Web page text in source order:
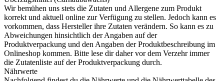
Wir bemühen uns stets die Zutaten und Allergene zum Produkt
korrekt und aktuell online zur Verfügung zu stellen. Jedoch kann es
vorkommen, dass Hersteller ihre Zutaten verändern. So kann es zu
Abweichungen hinsichtlich der Angaben auf der
Produktverpackung und den Angaben der Produktbeschreibung im
Onlineshop kommen. Bitte lese dir daher vor dem Verzehr immer
die Zutatenliste auf der Produktverpackung durch.
Nährwerte